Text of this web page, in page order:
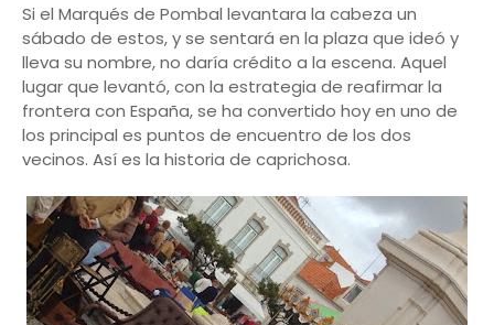
Si el Marqués de Pombal levantara la cabeza un
sábado de estos, y se sentará en la plaza que ideó y
lleva su nombre, no daría crédito a la escena. Aquel
lugar que levantó, con la estrategia de reafirmar la
frontera con España, se ha convertido hoy en uno de
los principal es puntos de encuentro de los dos
vecinos. Así es la historia de caprichosa.